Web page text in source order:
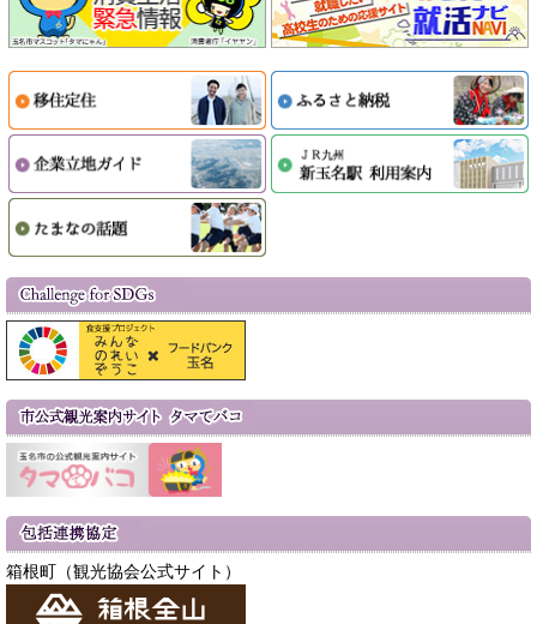
箱根町（観光協会公式サイト）